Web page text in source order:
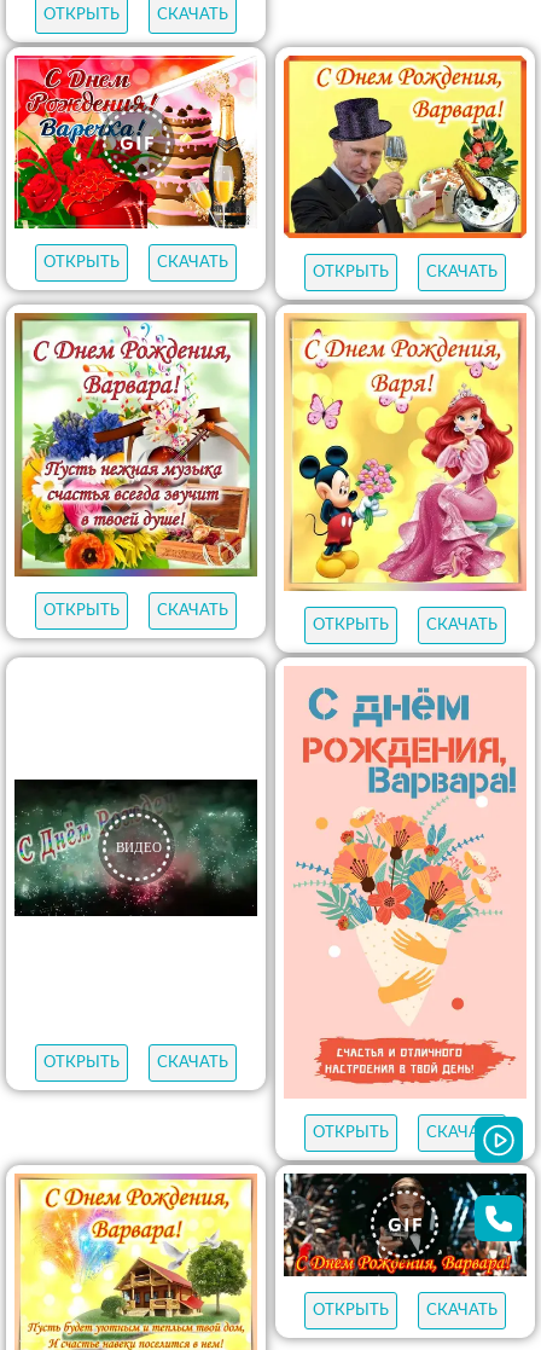
ОТКРЫТЬ СКАЧАТЬ
ОТКРЫТЬ СКАЧАТЬ
ОТКРЫТЬ СКАЧАТЬ
ОТКРЫТЬ
СКАЧАТЬ
ОТКРЫТЬ
СКАЧАТЬ
ОТКРЫТЬ СКАЧАТЬ
ОТКРЫТЬ СКАЧАТЬ
ОТКРЫТЬ СКАЧАТЬ